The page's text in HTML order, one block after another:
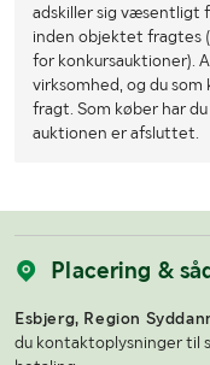
adskiller sig væsentligt
inden objektet fragtes
for konkursauktioner).
virksomhed, og du
fragt. Som køber har
auktionen er afsluttet.
Placering &
Esbjerg, Region
du kontaktoplysninger til